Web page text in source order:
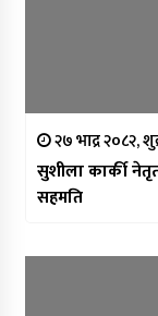
२७ भाद्र २०८२,
सुशीला कार्की
सहमति